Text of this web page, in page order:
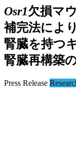
Osr1欠損マ
補完法によ
腎臓を持つ
腎臓再構築
Press Release